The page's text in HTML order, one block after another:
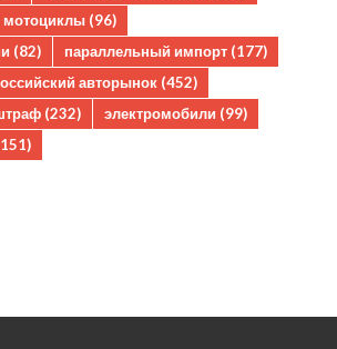
мотоциклы (96)
(82) параллельный импорт (177)
авторынок (452)
(232) электромобили (99)